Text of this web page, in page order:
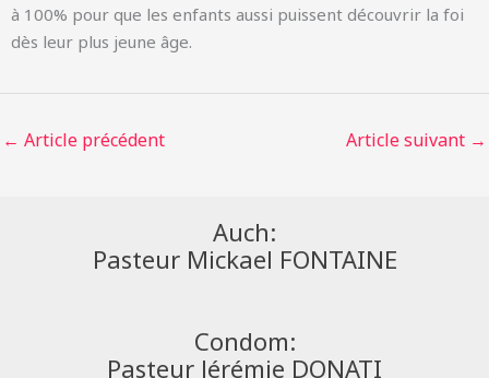
à 100% pour que les enfants aussi puissent découvrir la foi
dès leur plus jeune âge.
← Article précédent Article suivant →
Auch:
Pasteur Mickael FONTAINE
Condom:
Pasteur Jérémie DONATI